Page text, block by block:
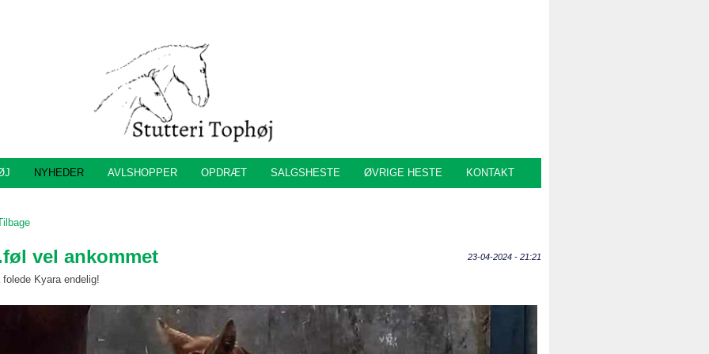
NYHEDER AVLSHOPPER OPDRÆT SALGSHESTE ØVRIGE HESTE KONTAKT
vel ankommet 23-04-2024 - 21:21
folede Kyara endelig!